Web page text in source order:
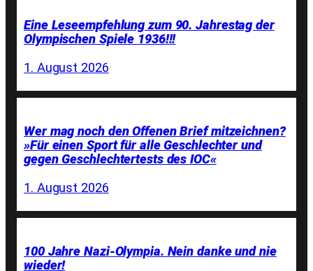
Eine Leseempfehlung zum 90. Jahrestag der
Olympischen Spiele 1936!!!
1. August 2026
Wer mag noch den Offenen Brief mitzeichnen?
»Für einen Sport für alle Geschlechter und
gegen Geschlechtertests des IOC«
1. August 2026
100 Jahre Nazi-Olympia. Nein danke und nie
wieder!